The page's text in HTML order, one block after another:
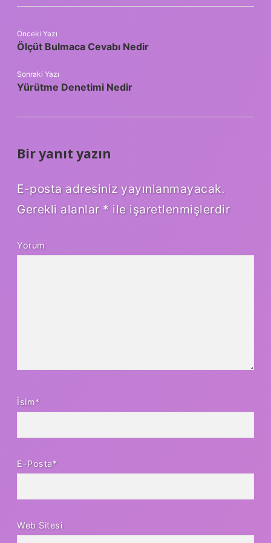
Önceki Yazı
Ölçüt Bulmaca Cevabı Nedir
Sonraki Yazı
Yürütme Denetimi Nedir
Bir yanıt yazın
E-posta adresiniz yayınlanmayacak.
Gerekli alanlar * ile işaretlenmişlerdir
Yorum
İsim*
E-Posta*
Web Sitesi